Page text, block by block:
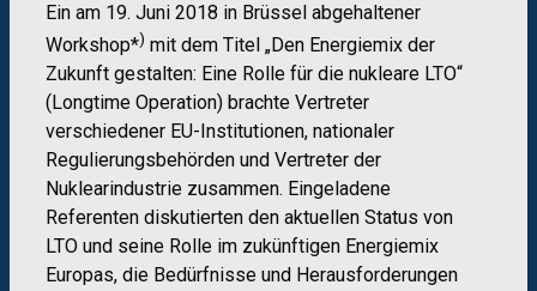
Ein am 19. Juni 2018 in Brüssel abgehaltener
Workshop*) mit dem Titel „Den Energiemix der
Zukunft gestalten: Eine Rolle für die nukleare LTO“
(Longtime Operation) brachte Vertreter
verschiedener EU-Institutionen, nationaler
Regulierungsbehörden und Vertreter der
Nuklearindustrie zusammen. Eingeladene
Referenten diskutierten den aktuellen Status von
LTO und seine Rolle im zukünftigen Energiemix
Europas, die Bedürfnisse und Herausforderungen